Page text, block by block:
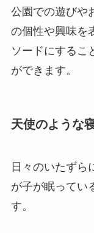
公園での遊びや
の個性や興味を
ソードにするこ
ができます。
天使のような
日々のいたずら
が子が眠ってい
す。